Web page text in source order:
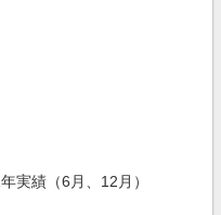
績（6月、12月）